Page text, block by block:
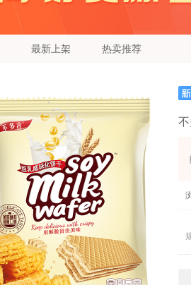
最新上架 热卖推荐